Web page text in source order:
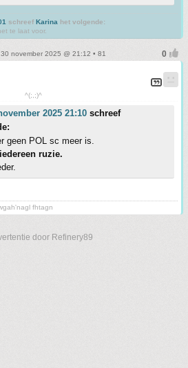
schreef Karina het volgende:
te laat voor.
november 2025 @ 21:12 • 81
^(;,;)^
2025 21:10 schreef
geen POL sc meer is.
ruzie.
fhtagn
door Refinery89